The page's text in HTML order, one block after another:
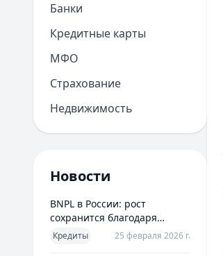
Банки
Кредитные карты
МФО
Страхование
Недвижимость
Новости
BNPL в России: рост
сохранится благодаря
новым сценариям
использования
Кредиты 25 февраля 2026 г.